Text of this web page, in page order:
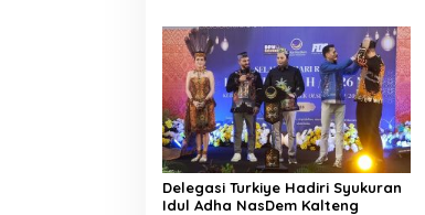
Delegasi Turkiye Hadiri Syukuran
Idul Adha NasDem Kalteng